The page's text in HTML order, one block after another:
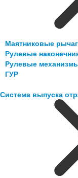
Маятниковые
Рулевые
Рулевые
ГУР
Система выпуска